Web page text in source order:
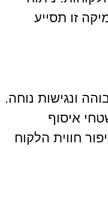
זו תסייע
ונגישות נוחה.
איסוף
חווית הלקוח